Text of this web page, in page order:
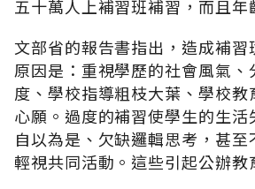
五十萬人上補習班補習，而且年
文部省的報告書指出，造成補習
原因是：重視學歷的社會風氣、
度、學校指導粗枝大葉、學校教
心願。過度的補習使學生的生活
自以為是、欠缺邏輯思考，甚至
輕視共同活動。這些引起公辦教